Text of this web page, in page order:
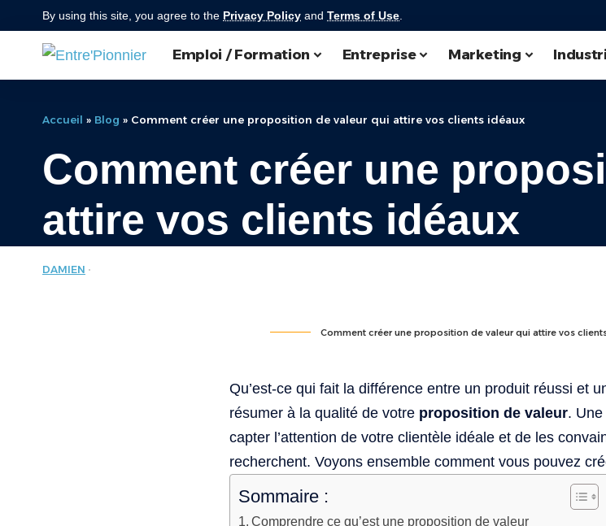
By using this site, you agree to the Privacy Policy and Terms of Use
Emploi / Formation Entreprise Marketing
Accueil » Blog » Comment créer une proposition de valeur qui attire vos clients idéaux
Comment créer une
attire vos clients idéaux
DAMIEN
Comment créer une proposition de valeur qui attire vos
Qu’est-ce qui fait la différence entre un produit réussi et
résumer à la qualité de votre proposition de valeur.
capter l’attention de votre clientèle idéale et de les
recherchent. Voyons ensemble comment vous pouvez
Sommaire :
Comprendre ce qu’est une proposition de valeur